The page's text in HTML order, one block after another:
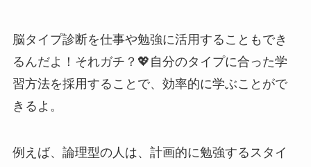
脳タイプ診断を仕事や勉強に活用することもでき
るんだよ！それガチ？💖自分のタイプに合った学
習方法を採用することで、効率的に学ぶことがで
きるよ。
例えば、論理型の人は、計画的に勉強するスタイ